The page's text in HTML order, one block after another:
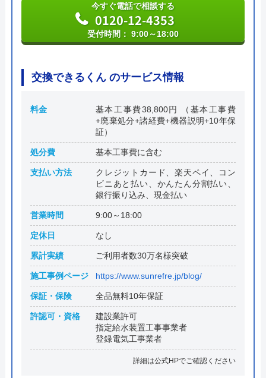
今すぐ電話で相談する
0120-12-4353
受付時間： 9:00～18:00
交換できるくん のサービス情報
料金
基本工事費38,800円 （基本工事費
+廃棄処分+諸経費+機器説明+10年保
証）
処分費 基本工事費に含む
支払い方法
クレジットカード、楽天ペイ、コン
ビニあと払い、かんたん分割払い、
銀行振り込み、現金払い
営業時間 9:00～18:00
定休日 なし
累計実績 ご利用者数30万名様突破
施工事例ページ https://www.sunrefre.jp/blog/
保証・保険 全品無料10年保証
許認可・資格
建設業許可
指定給水装置工事事業者
登録電気工事業者
詳細は公式HPでご確認ください